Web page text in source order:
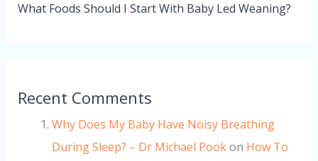
What Foods Should I Start With Baby Led Weaning?
Recent Comments
Why Does My Baby Have Noisy Breathing
During Sleep? – Dr Michael Pookon How To